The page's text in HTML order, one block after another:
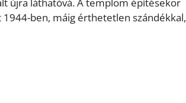
újra láthatóvá. A templom építésekor
ben, máig érthetetlen szándékkal,